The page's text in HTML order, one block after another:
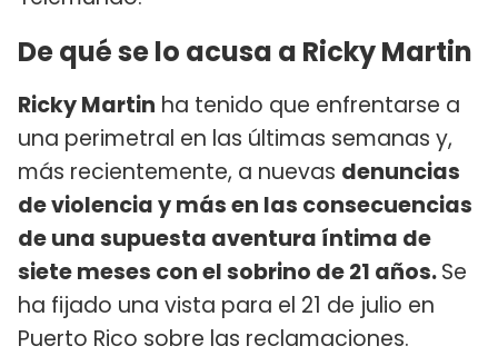
De qué se lo acusa a Ricky Martin
Ricky Martin ha tenido que enfrentarse a
una perimetral en las últimas semanas y,
más recientemente, a nuevas denuncias
de violencia y más en las consecuencias
de una supuesta aventura íntima de
siete meses con el sobrino de 21 años.Se
ha fijado una vista para el 21 de julio en
Puerto Rico sobre las reclamaciones.